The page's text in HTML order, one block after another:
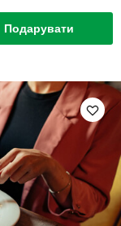
Подарувати